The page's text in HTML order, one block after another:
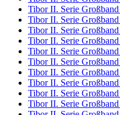
Tibor II. Serie
Tibor II. Serie
Tibor II. Serie
Tibor II. Serie
Tibor II. Serie
Tibor II. Serie Großband
Tibor II. Serie Großband
Tibor II. Serie
Tibor II. Serie
Tibor II. Serie